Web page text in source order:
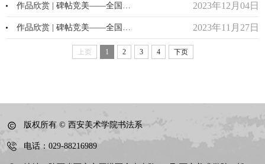
作品欣赏 | 碑帖竞美——全国书法名家作品邀请展线上作品展示... 2023年12月04日
作品欣赏 | 碑帖竞美——全国书法名家作品邀请展线上作品展示... 2023年11月27日
上页 1 2 3 4 下页
版权所有 © 西安美术学院书法系
电话：029-88216989